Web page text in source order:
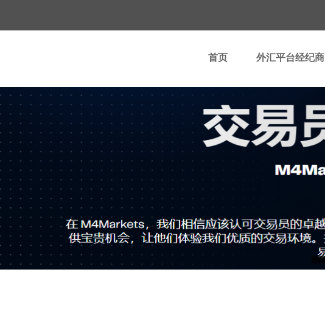
首页 外汇平台经纪商